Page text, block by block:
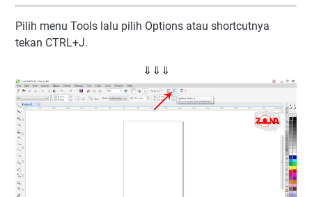
Pilih menu Tools lalu pilih Options atau shortcutnya
tekan CTRL+J.
⇓⇓⇓